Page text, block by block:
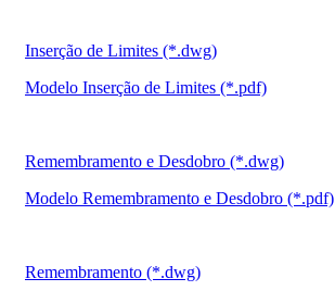
Inserção de Limites (*.dwg)
Modelo Inserção de Limites (*.pdf)
Remembramento e Desdobro (*.dwg)
Modelo Remembramento e Desdobro (*.pdf)
Remembramento (*.dwg)